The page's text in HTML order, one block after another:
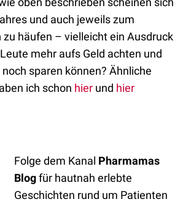
und auch jeweils zum
häufen – vielleicht ein Ausdruck
mehr aufs Geld achten und
sparen können? Ähnliche
ich schon hier und hier
Folge dem Kanal Pharmamas
Blogfür hautnah erlebte
Geschichten rund um Patienten